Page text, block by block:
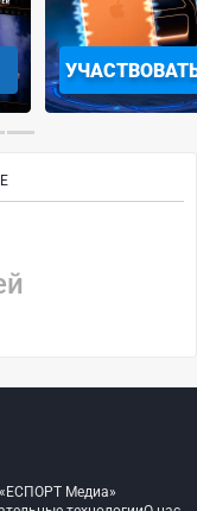
Медиа»